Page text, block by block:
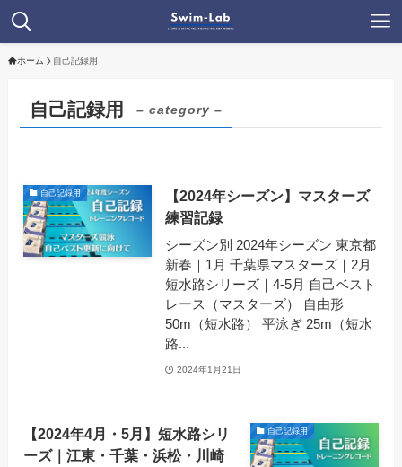
ホーム 自己記録用
自己記録用 – category –
自己記録用
【2024年シーズン】マスターズ
練習記録
シーズン別 2024年シーズン 東京都
新春｜1月 千葉県マスターズ｜2月
短水路シリーズ｜4-5月 自己ベスト
レース（マスターズ） 自由形
50m（短水路） 平泳ぎ 25m（短水
路...
2024年1月21日
自己記録用
【2024年4月・5月】短水路シリ
ーズ｜江東・千葉・浜松・川崎